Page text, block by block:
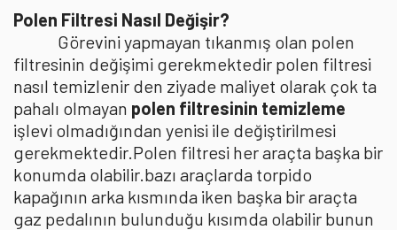
Polen Filtresi Nasıl Değişir?
Görevini yapmayan tıkanmış olan polen
filtresinin değişimi gerekmektedir polen filtresi
nasıl temizlenir den ziyade maliyet olarak çok ta
pahalı olmayan polen filtresinin temizleme
işlevi olmadığından yenisi ile değiştirilmesi
gerekmektedir.Polen filtresi her araçta başka bir
konumda olabilir.bazı araçlarda torpido
kapağının arka kısmında iken başka bir araçta
gaz pedalının bulunduğu kısımda olabilir bunun